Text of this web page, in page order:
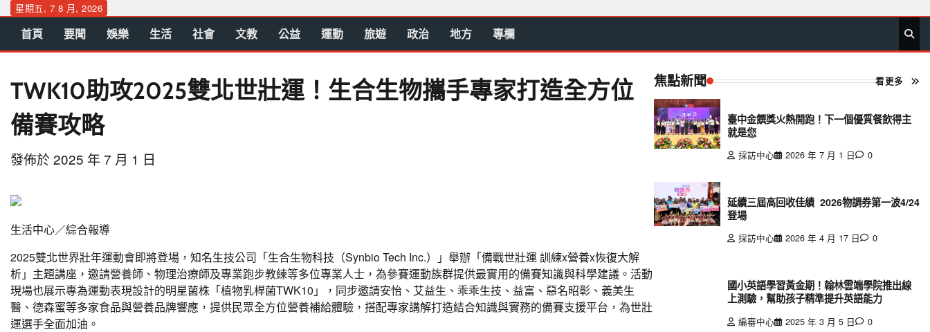
Skip
content
星期五, 7 8 月, 2026
首 要 娛 生 社 文 公 運 旅 政 地
方
專
欄
首頁 要聞 娛樂 生活 社會 文教 公益 運動 旅遊 政治 地方 專欄
TWK10助攻2025雙北世壯運！生合生物攜手專家打造全方位
備賽攻略
發佈於2025 年 7 月 1 日
生活中心／綜合報導
2025雙北世界壯年運動會即將登場，知名生技公司「生合生物科技（Synbio Tech Inc.）」舉辦「備戰世壯運 訓練x營養x恢復大解
析」主題講座，邀請營養師、物理治療師及專業跑步教練等多位專業人士，為參賽運動族群提供最實用的備賽知識與科學建議。活動
現場也展示專為運動表現設計的明星菌株「植物乳桿菌TWK10」，同步邀請安怡、艾益生、乖乖生技、益富、惡名昭彰、義美生
醫、德森蜜等多家食品與營養品牌響應，提供民眾全方位營養補給體驗，搭配專家講解打造結合知識與實務的備賽支援平台，為世壯
運選手全面加油。
焦點新聞 看更多
臺中金饌獎火熱開跑！下一個優質餐飲得主
就是您
採訪中心 2026 年 7 月 1 日 0
延續三屆高回收佳績 2026物調券第一波4/24
登場
採訪中心 2026 年 4 月 17 日 0
國小英語學習黃金期！翰林雲端學院推出線
上測驗，幫助孩子精準提升英語能力
編審中心 2025 年 3 月 5 日 0